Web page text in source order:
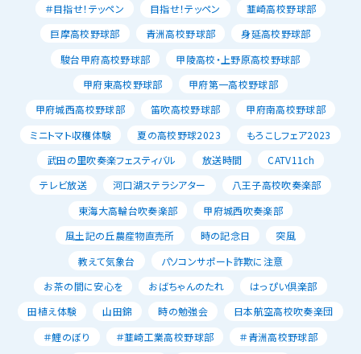
＃目指せ！テッペン
目指せ！テッペン
韮崎高校野球部
巨摩高校野球部
青洲高校野球部
身延高校野球部
駿台甲府高校野球部
甲陵高校・上野原高校野球部
甲府東高校野球部
甲府第一高校野球部
甲府城西高校野球部
笛吹高校野球部
甲府南高校野球部
ミニトマト収穫体験
夏の高校野球2023
もろこしフェア2023
武田の里吹奏楽フェスティバル
放送時間
CATV11ch
テレビ放送
河口湖ステラシアター
八王子高校吹奏楽部
東海大高輪台吹奏楽部
甲府城西吹奏楽部
風土記の丘農産物直売所
時の記念日
突風
教えて気象台
パソコンサポート詐欺に注意
お茶の間に安心を
おばちゃんのたれ
はっぴい倶楽部
田植え体験
山田錦 時の勉強会
日本航空高校吹奏楽団
＃鯉のぼり
＃韮崎工業高校野球部
＃青洲高校野球部